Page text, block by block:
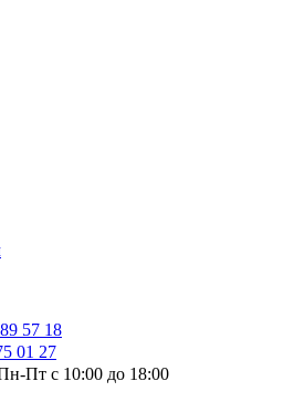
57 18
01 27
Пт с 10:00 до 18:00